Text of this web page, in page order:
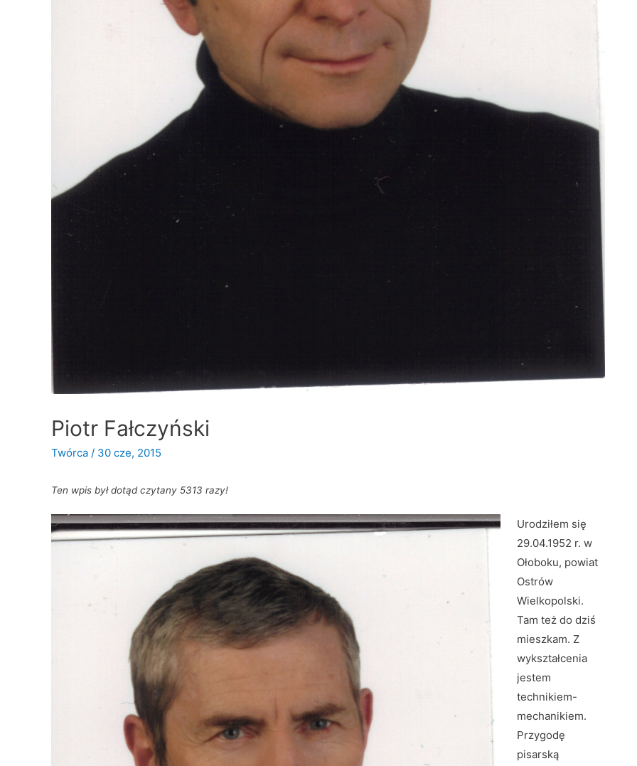
Piotr Fałczyński
Twórca / 30 cze, 2015
Ten wpis był dotąd czytany 5313 razy!
Urodziłem się
29.04.1952 r. w
Ołoboku, powiat
Ostrów
Wielkopolski.
Tam też do dziś
mieszkam. Z
wykształcenia
jestem
technikiem-
mechanikiem.
Przygodę
pisarską